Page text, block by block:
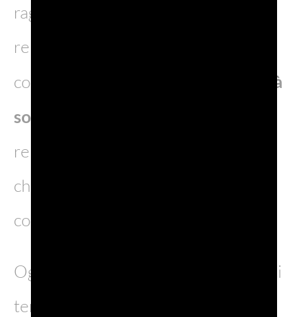
raggiunti solo attraverso una
relazione sistemica e sinergica tra
conservazione dell’
ambiente, equità
sociale e vitalità economica
rendendo necessario un approccio
che bilanci interessi e aspirazioni
contrastanti.
Oggi si parla di sostenibilità in questi
termini: garantire un benessere